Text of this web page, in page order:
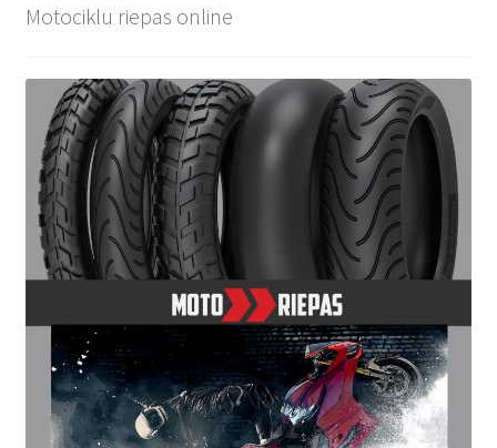
Motociklu riepas online